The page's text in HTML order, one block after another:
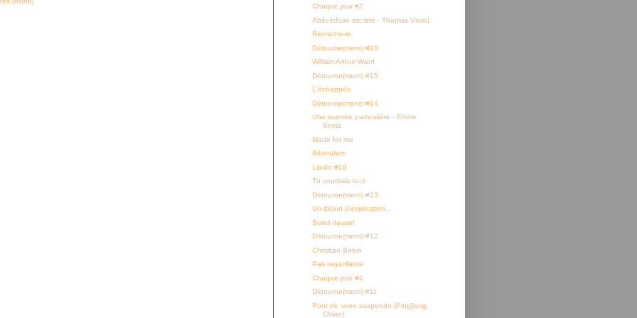
Chaque jour #2
Abécédaire etc-iste - Thomas Vinau
Recrache-le
Détourne(ment) #16
William Arthur Ward
Détourne(ment) #15
L'échappée
Détourne(ment) #14
Une journée particulière - Ettore
Scola
Made for me
Bibendum
Libido #19
Tu voudrais tout
Détourne(ment) #13
Un début d'explication...
Soleil devant
Détourne(ment) #12
Christian Bobin
Pas regardante
Chaque jour #1
Détourne(ment) #11
Pont de verre suspendu (Pingjiang,
Chine)